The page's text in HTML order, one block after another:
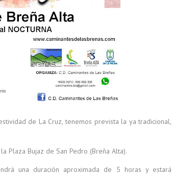
de La Cruz, tenemos prevista la ya tradicional,
Plaza Bujaz de San Pedro (Breña Alta).
una duración aproximada de 5 horas y estará